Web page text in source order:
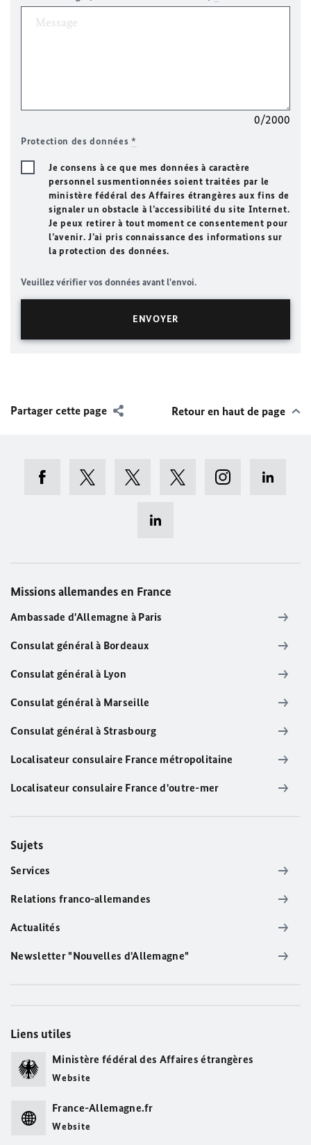
0/2000
Protection des données*
Je consens à ce que mes données à caractère
personnel susmentionnées soient traitées par le
ministère fédéral des Affaires étrangères aux fins de
signaler un obstacle à l’accessibilité du site Internet.
Je peux retirer à tout moment ce consentement pour
l’avenir. J’ai pris connaissance des informations sur
la protection des données.
Veuillez vérifier vos données avant l'envoi.
Partager cette page Retour en haut de page
Missions allemandes en France
Ambassade d'Allemagne à Paris
Consulat général à Bordeaux
Consulat général à Lyon
Consulat général à Marseille
Consulat général à Strasbourg
Localisateur consulaire France métropolitaine
Localisateur consulaire France d'outre-mer
Sujets
Services
Relations franco-allemandes
Actualités
Newsletter "Nouvelles d'Allemagne"
Liens utiles
Ministère fédéral des Affaires étrangères
Website
France-Allemagne.fr
Website